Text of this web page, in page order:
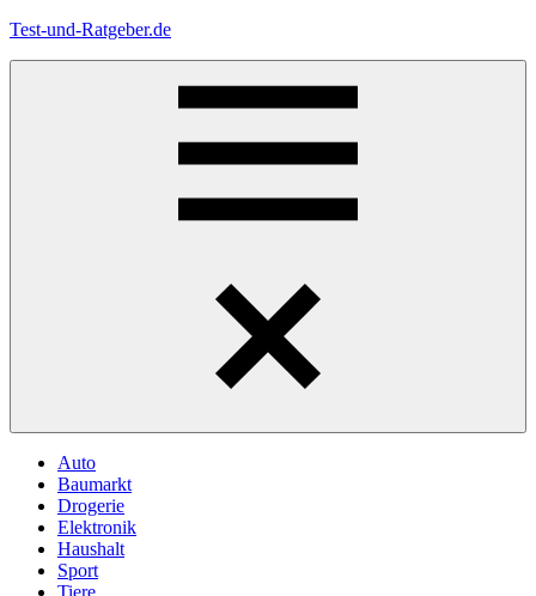
Zum
Test-und-Ratgeber.de
Auto
Baumarkt
Drogerie
Elektronik
Haushalt
Sport
Tiere